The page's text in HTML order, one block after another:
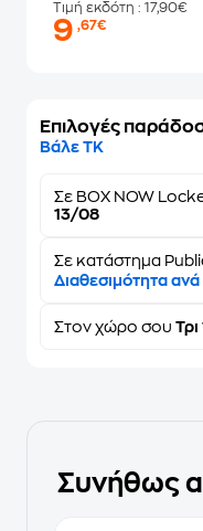
Τιμή εκδότη : 17,90€
9,67€
Επιλογές
Βάλε ΤΚ
Σε BOX NOW
13/08
Σε κατάστημα
Διαθεσιμότητα
Στον χώρο σου
Συνήθως